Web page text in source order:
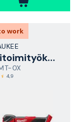
work
Monitoimityökalu
0X
4,9